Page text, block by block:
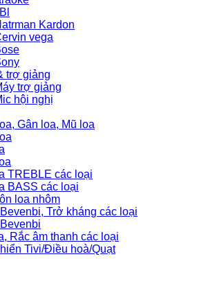
Kardon
vega
trợ giảng
trợ giảng
hội nghị
Gân loa, Mũ loa
TREBLE các loại
BASS các loại
loa nhôm
Trở kháng các loại
Rắc âm thanh các loại
Tivi/Điều hoà/Quạt